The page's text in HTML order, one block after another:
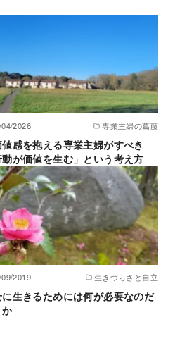
2026 専業主婦の葛藤
感を抱える専業主婦がすべき
動が価値を生む」という考え方
2019 生きづらさと自立
生きるためには何が必要なのだ